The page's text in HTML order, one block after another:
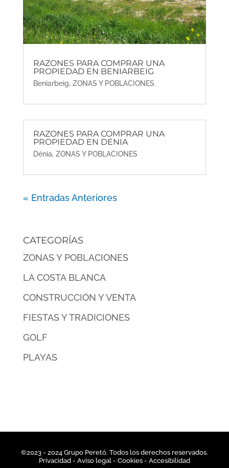
RAZONES PARA COMPRAR UNA
PROPIEDAD EN BENIARBEIG
Beniarbeig, ZONAS Y POBLACIONES
RAZONES PARA COMPRAR UNA
PROPIEDAD EN DENIA
Dénia, ZONAS Y POBLACIONES
« Entradas Anteriores
CATEGORÍAS
ZONAS Y POBLACIONES
LA COSTA BLANCA
CONSTRUCCIÓN Y VENTA
FIESTAS Y TRADICIONES
GOLF
PLAYAS
©2023 - 2024 Grupo Peretó. Todos los derechos reservados.
Privacidad - Aviso legal - Cookies - Accesibilidad